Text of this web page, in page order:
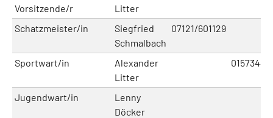
Vorsitzende/r
Litter
Schatzmeister/in
Siegfried
Schmalbach
07121/601129
Sportwart/in
Alexander
Litter
Jugendwart/in
Lenny
Döcker